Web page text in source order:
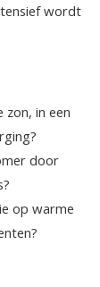
wordt
zon, in een
door
op warme